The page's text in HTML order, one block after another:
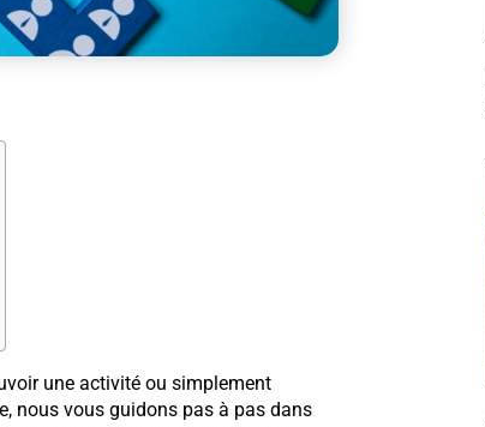
une activité ou simplement
nous vous guidons pas à pas dans